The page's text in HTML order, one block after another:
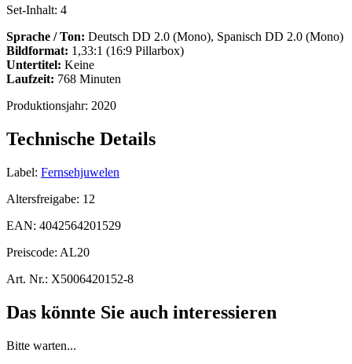
Set-Inhalt: 4
Sprache / Ton: Deutsch DD 2.0 (Mono), Spanisch DD 2.0 (Mono)
Bildformat: 1,33:1 (16:9 Pillarbox)
Untertitel: Keine
Laufzeit: 768 Minuten
Produktionsjahr: 2020
Technische Details
Label: Fernsehjuwelen
Altersfreigabe: 12
EAN: 4042564201529
Preiscode: AL20
Art. Nr.: X5006420152-8
Das könnte Sie auch interessieren
Bitte warten...